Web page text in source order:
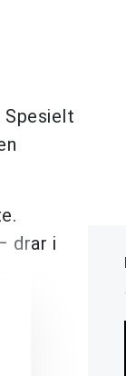
Spesielt
drar i